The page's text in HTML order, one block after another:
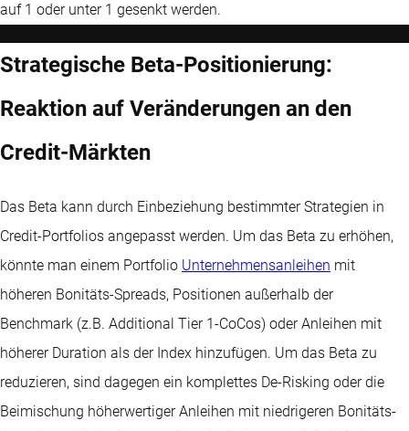
auf 1 oder unter 1 gesenkt werden.
Strategische Beta-Positionierung:
Reaktion auf Veränderungen an den
Credit-Märkten
Das Beta kann durch Einbeziehung bestimmter Strategien in
Credit-Portfolios angepasst werden. Um das Beta zu erhöhen,
könnte man einem Portfolio Unternehmensanleihen mit
höheren Bonitäts-Spreads, Positionen außerhalb der
Benchmark (z.B. Additional Tier 1-CoCos) oder Anleihen mit
höherer Duration als der Index hinzufügen. Um das Beta zu
reduzieren, sind dagegen ein komplettes De-Risking oder die
Beimischung höherwertiger Anleihen mit niedrigeren Bonitäts-